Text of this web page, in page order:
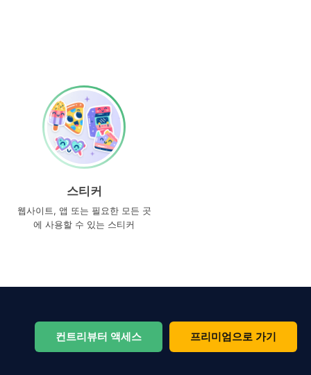
스티커
웹사이트, 앱 또는 필요한 모든 곳
에 사용할 수 있는 스티커
컨트리뷰터 액세스 프리미엄으로 가기